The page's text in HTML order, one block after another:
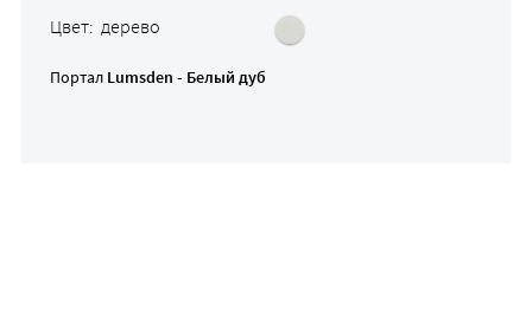
Цвет: дерево
Портал Lumsden - Белый дуб